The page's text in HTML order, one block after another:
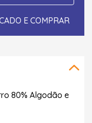
E COMPRAR
80% Algodão e